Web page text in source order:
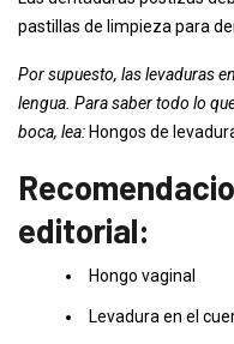
pastillas de limpieza para
Por supuesto, las levaduras
lengua. Para saber todo lo
boca, lea: Hongos de
editorial:
Hongo vaginal
Levadura en el